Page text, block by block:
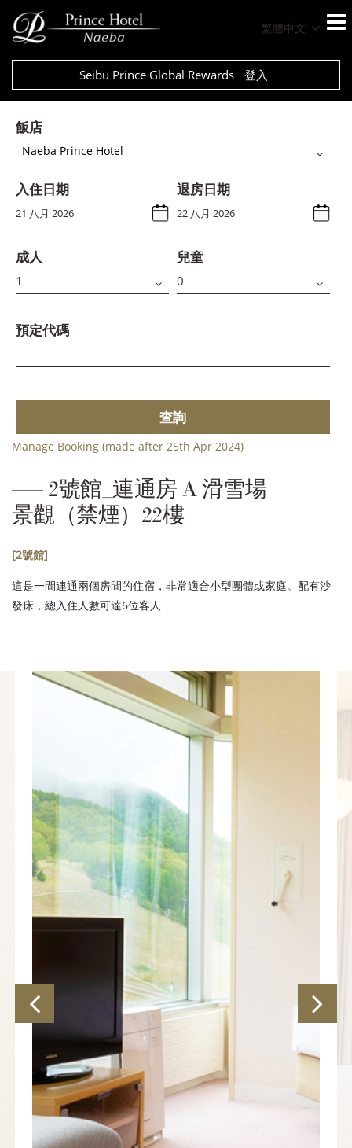
繁體中文
Seibu Prince Global Rewards 登入
飯店
Naeba Prince Hotel
入住日期 退房日期
成人 兒童
預定代碼
查詢
Manage Booking (made after 25th Apr 2024)
2號館_連通房 A 滑雪場
景觀（禁煙）22樓
[2號館]
這是一間連通兩個房間的住宿，非常適合小型團體或家庭。配有沙
發床，總入住人數可達6位客人